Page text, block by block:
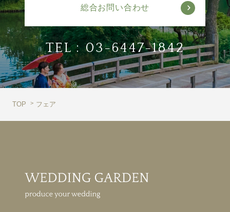
総合お問い合わせ
TEL :03-6447-1842
TOP フェア